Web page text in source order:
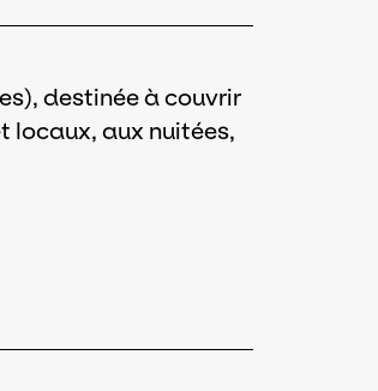
destinée à couvrir
locaux, aux nuitées,